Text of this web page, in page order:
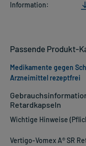
Information:
Retardkapseln
Wichtige Hinweise
Vertigo-Vomex A® SR
Passende Produkt-
Medikamente gegen
Arzneimittel rezeptfrei